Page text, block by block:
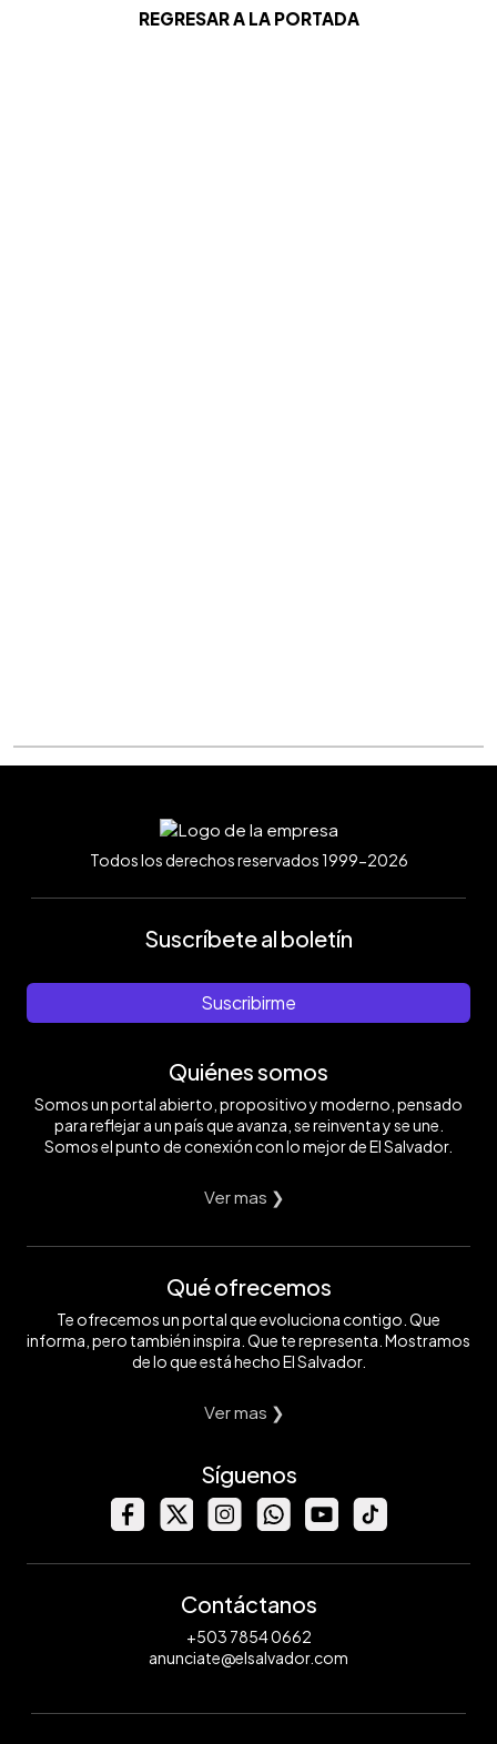
REGRESAR A LA PORTADA
Todos los derechos reservados 1999-2026
Suscríbete al boletín
Suscribirme
Quiénes somos
Somos un portal abierto, propositivo y moderno, pensado
para reflejar a un país que avanza, se reinventa y se une.
Somos el punto de conexión con lo mejor de El Salvador.
Ver mas ❯
Qué ofrecemos
Te ofrecemos un portal que evoluciona contigo. Que
informa, pero también inspira. Que te representa. Mostramos
de lo que está hecho El Salvador.
Ver mas ❯
Síguenos
Contáctanos
+503 7854 0662
anunciate@elsalvador.com